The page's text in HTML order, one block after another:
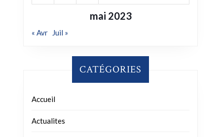
mai 2023
« Avr Juil »
CATÉGORIES
Accueil
Actualites